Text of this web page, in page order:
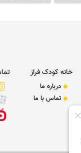
خانه کودک فراز
درباره ما
تماس با ما